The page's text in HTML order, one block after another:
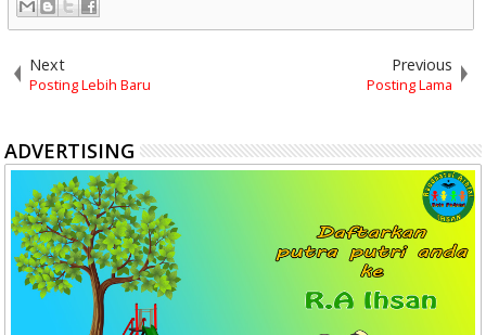
Next
Posting Lebih Baru
Previous
Posting Lama
ADVERTISING